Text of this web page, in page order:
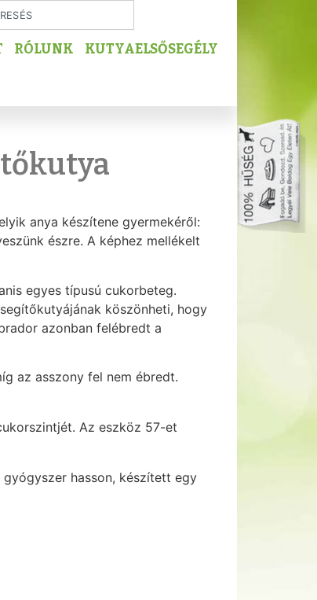
RÓLUNK KUTYAELSŐSEGÉLY
anya készítene gyermekéről:
észre. A képhez mellékelt
egyes típusú cukorbeteg.
köszönheti, hogy
azonban felébredt a
az asszony fel nem ébredt.
Az eszköz 57-et
hasson, készített egy